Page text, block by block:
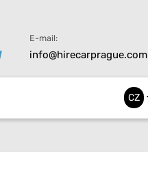
E-mail:
info@hirecarprague.com
CZ